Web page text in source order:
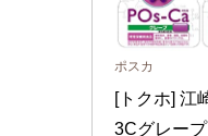
ポスカ
[トクホ] 江
3Cグレー